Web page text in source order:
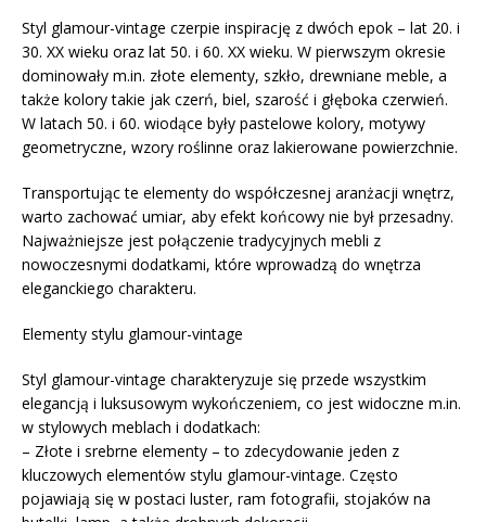
Styl glamour-vintage czerpie inspirację z dwóch epok – lat 20. i
30. XX wieku oraz lat 50. i 60. XX wieku. W pierwszym okresie
dominowały m.in. złote elementy, szkło, drewniane meble, a
także kolory takie jak czerń, biel, szarość i głęboka czerwień.
W latach 50. i 60. wiodące były pastelowe kolory, motywy
geometryczne, wzory roślinne oraz lakierowane powierzchnie.
Transportując te elementy do współczesnej aranżacji wnętrz,
warto zachować umiar, aby efekt końcowy nie był przesadny.
Najważniejsze jest połączenie tradycyjnych mebli z
nowoczesnymi dodatkami, które wprowadzą do wnętrza
eleganckiego charakteru.
Elementy stylu glamour-vintage
Styl glamour-vintage charakteryzuje się przede wszystkim
elegancją i luksusowym wykończeniem, co jest widoczne m.in.
w stylowych meblach i dodatkach:
– Złote i srebrne elementy – to zdecydowanie jeden z
kluczowych elementów stylu glamour-vintage. Często
pojawiają się w postaci luster, ram fotografii, stojaków na